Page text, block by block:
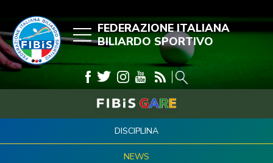
FEDERAZIONE ITALIANA
BILIARDO SPORTIVO
DISCIPLINA
NEWS